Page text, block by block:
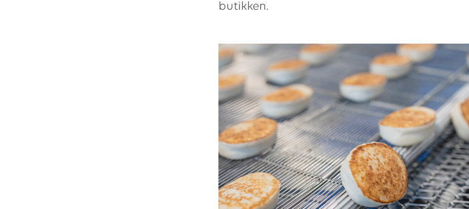
butikken.